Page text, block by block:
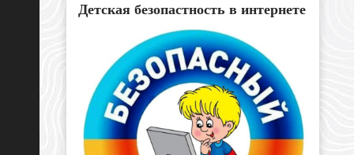
Детская безопастность в интернете